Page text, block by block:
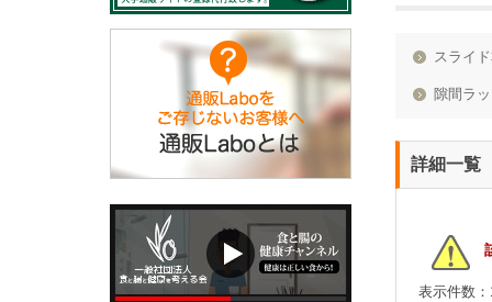
スライ
隙間ラ
詳細一覧
表示件数